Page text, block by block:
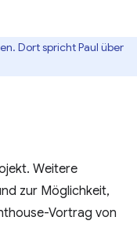
Dort spricht Paul über
Weitere
zur Möglichkeit,
Vortrag von